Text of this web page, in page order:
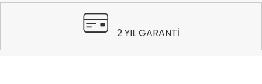
2 YIL GARANTİ